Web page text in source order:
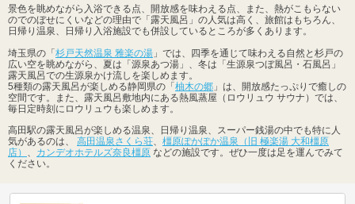
景色を眺めながら入浴できる点、開放感を味わえる点、また、熱がこもらない
のでのぼせにくいなどの理由で「露天風呂」の人気は高く、旅館はもちろん、
日帰り温泉、日帰り入浴施設でも併設しているところが多くあります。
埼玉県の「 杉戸天然温泉 雅楽の湯 」では、四季を通じて味わえる自然と杉戸の
広い空を眺めながら、夏は「源泉あつ湯」、冬は「生源泉つぼ風呂・石風呂」
露天風呂での生源泉かけ流しを楽しめます。
5種類の露天風呂が楽しめる静岡県の「 柚木の郷 」は、開放感たっぷりで癒しの
空間です。また、露天風呂敷地内にある熱風蒸屋（ロウリュウ サウナ）では、
毎日定時刻にロウリュウも楽しめます。
高田駅の露天風呂が楽しめる温泉、日帰り温泉、スーパー銭湯の中でも特に人
気があるのは、 高田温泉さくら荘、 橿原ぽかぽか温泉（旧 極楽湯 大和橿原
店） 、 カンデオホテルズ奈良橿原 などの施設です。ぜひ一度は足を運んでみて
ください。